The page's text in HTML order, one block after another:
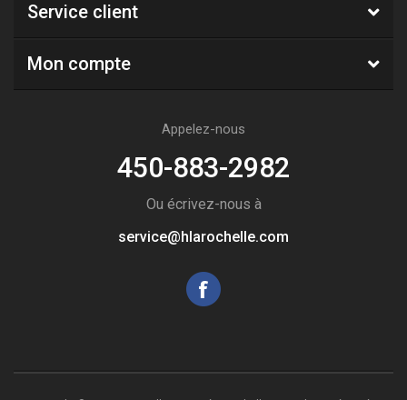
Service client
Mon compte
Appelez-nous
450-883-2982
Ou écrivez-nous à
service@hlarochelle.com